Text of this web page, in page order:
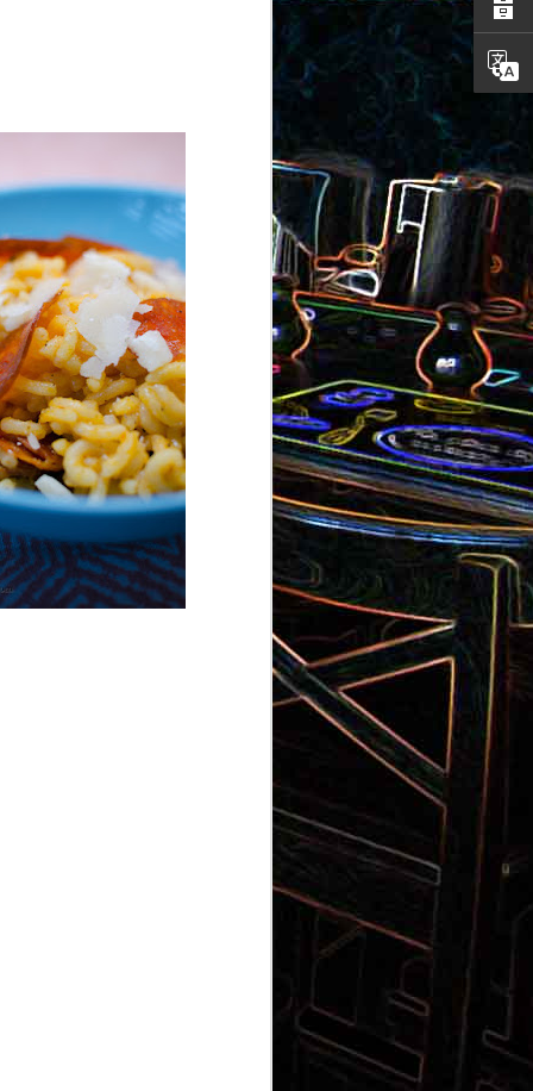
Pizza à la pancetta et à la
jambon Canistrelli aux amandes et
aux noisettes
Gnocchi au pesto de
pistaches
Panna cotta au coulis de kiwi